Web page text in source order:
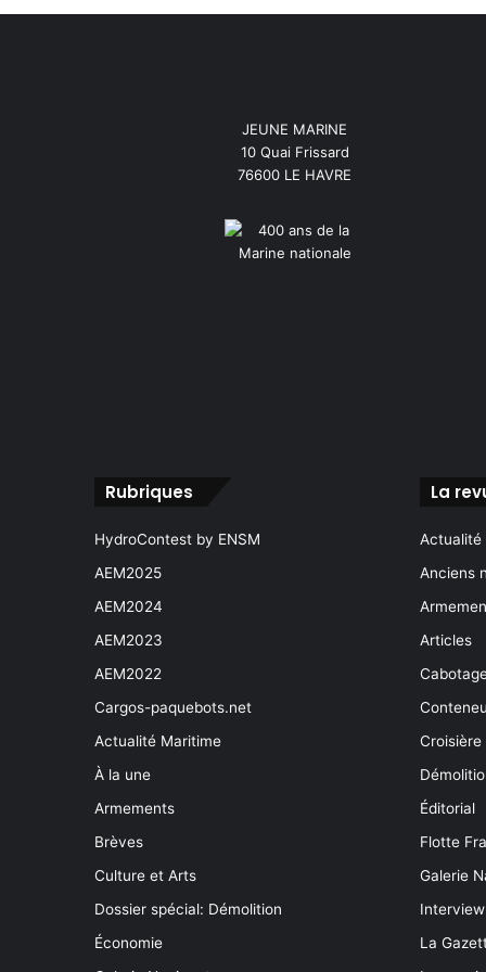
JEUNE MARINE
10 Quai Frissard
76600 LE HAVRE
Rubriques
HydroContest by ENSM
AEM2025
AEM2024
AEM2023
AEM2022
Cargos-paquebots.net
Actualité Maritime
À la une
Armements
Brèves
Culture et Arts
Dossier spécial: Démolition
Économie
La
Actualité
Anciens
Articles
Croisière
Éditorial
Flotte
Galerie
Interview
La